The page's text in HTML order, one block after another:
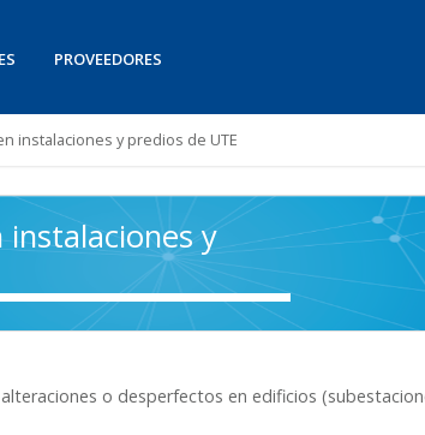
PROVEEDORES
instalaciones y predios de UTE
y
o desperfectos en edificios